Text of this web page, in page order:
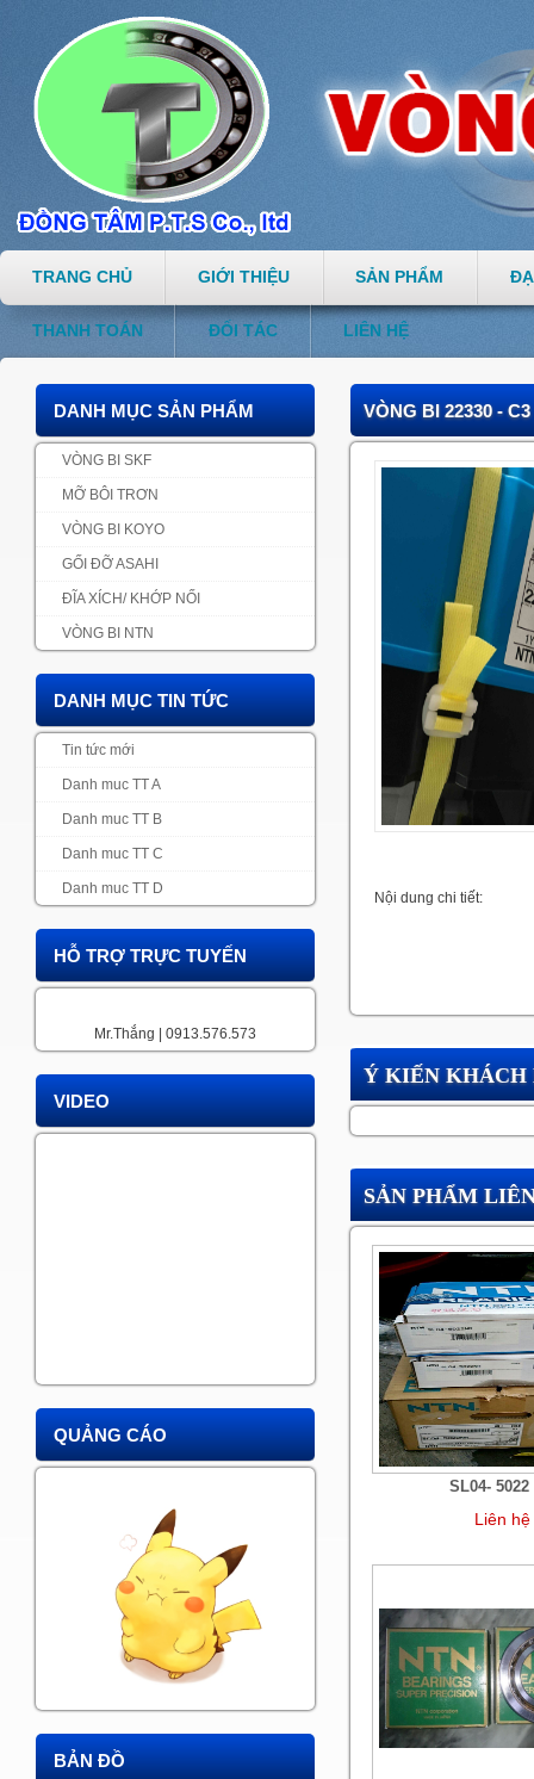
TRANG CHỦ GIỚI THIỆU SẢN PHẨM
THANH TOÁN ĐỐI TÁC LIÊN HỆ
DANH MỤC SẢN PHẨM
VÒNG BI SKF
MỠ BÔI TRƠN
VÒNG BI KOYO
GỐI ĐỠ ASAHI
ĐĨA XÍCH/ KHỚP NỐI
VÒNG BI NTN
DANH MỤC TIN TỨC
Tin tức mới
Danh muc TT A
Danh muc TT B
Danh muc TT C
Danh muc TT D
HỖ TRỢ TRỰC TUYẾN
Mr.Thắng | 0913.576.573
VIDEO
QUẢNG CÁO
BẢN ĐỒ
VÒNG BI 22330 - C3
Nội dung chi tiết:
Ý KIẾN KHÁCH
SẢN PHẨM
SL04- 5022
Liên hệ